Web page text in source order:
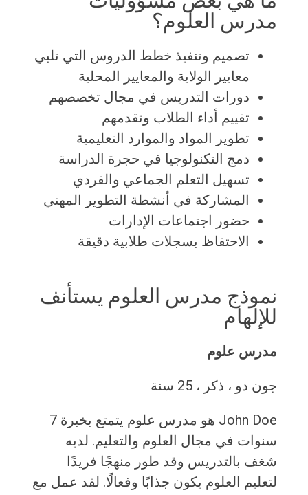
مدرس العلوم؟
تصميم وتنفيذ خطط الدروس التي تلبي
معايير الولاية والمعايير المحلية
دورات التدريس في مجال تخصصهم
تقييم أداء الطلاب وتقدمهم
تطوير المواد والموارد التعليمية
دمج التكنولوجيا في حجرة الدراسة
تسهيل التعلم الجماعي والفردي
المشاركة في أنشطة التطوير المهني
حضور اجتماعات الإدارات
الاحتفاظ بسجلات طلابية دقيقة
نموذج مدرس العلوم يستأنف
للإلهام
مدرس علوم
جون دو ، ذكر ، 25 سنة
John Doe هو مدرس علوم يتمتع بخبرة 7
سنوات في مجال العلوم والتعليم. لديه
شغف بالتدريس وقد طور منهجًا فريدًا
لتعليم العلوم يكون جذابًا وفعالًا. لقد عمل مع